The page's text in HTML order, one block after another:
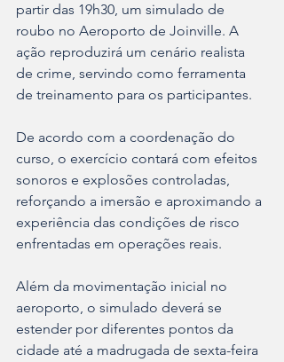
partir das 19h30, um simulado de
roubo no Aeroporto de Joinville. A
ação reproduzirá um cenário realista
de crime, servindo como ferramenta
de treinamento para os participantes.
De acordo com a coordenação do
curso, o exercício contará com efeitos
sonoros e explosões controladas,
reforçando a imersão e aproximando a
experiência das condições de risco
enfrentadas em operações reais.
Além da movimentação inicial no
aeroporto, o simulado deverá se
estender por diferentes pontos da
cidade até a madrugada de sexta-feira